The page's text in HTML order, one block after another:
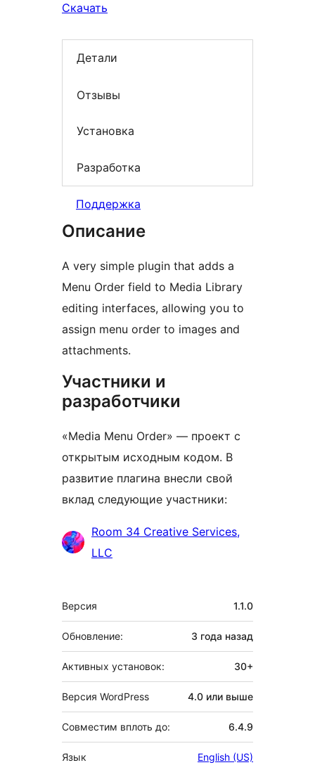
Скачать
Детали
Отзывы
Установка
Разработка
Поддержка
Описание
A very simple plugin that adds a
Menu Order field to Media Library
editing interfaces, allowing you to
assign menu order to images and
attachments.
Участники и
разработчики
«Media Menu Order» — проект с
открытым исходным кодом. В
развитие плагина внесли свой
вклад следующие участники:
УчастникиRoom 34 Creative Services,
LLC
Мета
Версия 1.1.0
Обновление: 3 года назад
Активных установок: 30+
Версия WordPress 4.0 или выше
Совместим вплоть до: 6.4.9
Язык English (US)